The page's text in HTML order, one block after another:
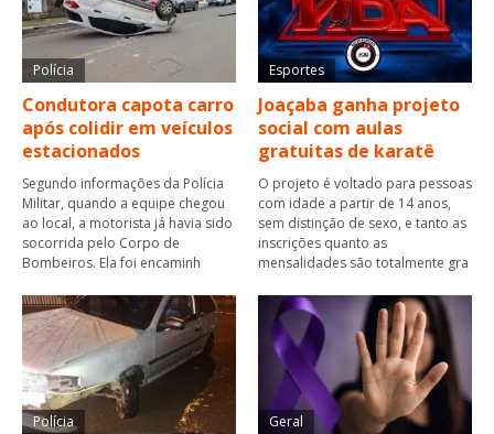
Polícia
Condutora capota carro
após colidir em veículos
estacionados
Segundo informações da Polícia
Militar, quando a equipe chegou
ao local, a motorista já havia sido
socorrida pelo Corpo de
Bombeiros. Ela foi encaminh
Esportes
Joaçaba ganha projeto
social com aulas
gratuitas de karatê
O projeto é voltado para pessoas
com idade a partir de 14 anos,
sem distinção de sexo, e tanto as
inscrições quanto as
mensalidades são totalmente gra
Polícia Geral